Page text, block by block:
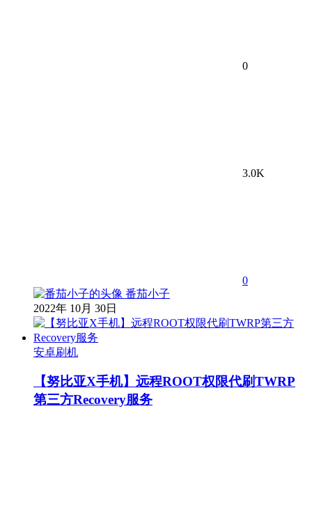
0
3.0K
0
番茄小子
2022年 10月 30日
安卓刷机
【努比亚X手机】远程ROOT权限代刷TWRP
第三方Recovery服务